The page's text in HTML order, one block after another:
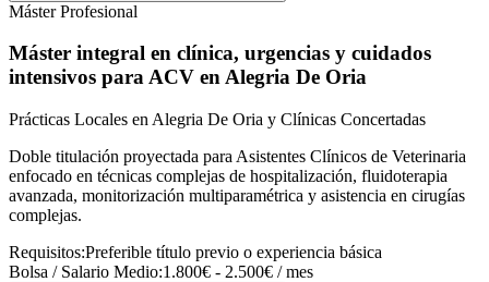
Máster Profesional
Máster integral en clínica, urgencias y cuidados
intensivos para ACV en Alegria De Oria
Prácticas Locales en Alegria De Oria y Clínicas Concertadas
Doble titulación proyectada para Asistentes Clínicos de Veterinaria
enfocado en técnicas complejas de hospitalización, fluidoterapia
avanzada, monitorización multiparamétrica y asistencia en cirugías
complejas.
Requisitos:Preferible título previo o experiencia básica
Bolsa / Salario Medio:1.800€ - 2.500€ / mes